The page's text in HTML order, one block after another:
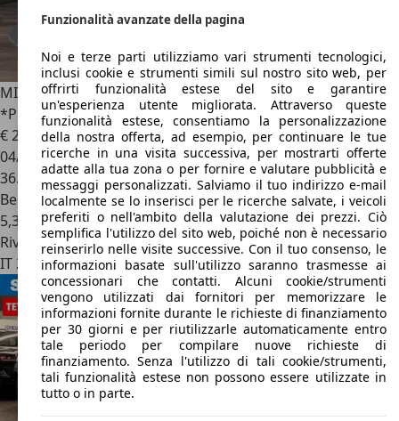
MINI Cooper Countryman
1.5 Essential auto IVA ESPOSTA
*PROMO*
€ 25.0001
04/2024
36.281 km
Benzina
5,3 l/100 km (comb.)
Rivenditore
IT 20032Cormano - Milano - Mi
Funzionalità avanzate della pagina
Noi e terze parti utilizziamo vari strumenti tecnologici,
inclusi cookie e strumenti simili sul nostro sito web, per
offrirti funzionalità estese del sito e garantire
un'esperienza utente migliorata. Attraverso queste
funzionalità estese, consentiamo la personalizzazione
della nostra offerta, ad esempio, per continuare le tue
ricerche in una visita successiva, per mostrarti offerte
adatte alla tua zona o per fornire e valutare pubblicità e
messaggi personalizzati. Salviamo il tuo indirizzo e-mail
localmente se lo inserisci per le ricerche salvate, i veicoli
preferiti o nell'ambito della valutazione dei prezzi. Ciò
semplifica l'utilizzo del sito web, poiché non è necessario
reinserirlo nelle visite successive. Con il tuo consenso, le
informazioni basate sull'utilizzo saranno trasmesse ai
concessionari che contatti. Alcuni cookie/strumenti
vengono utilizzati dai fornitori per memorizzare le
informazioni fornite durante le richieste di finanziamento
per 30 giorni e per riutilizzarle automaticamente entro
tale periodo per compilare nuove richieste di
finanziamento. Senza l'utilizzo di tali cookie/strumenti,
tali funzionalità estese non possono essere utilizzate in
tutto o in parte.